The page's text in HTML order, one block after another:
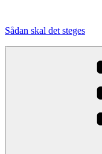
indhold
Sådan skal det steges